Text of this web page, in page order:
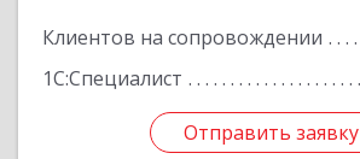
Клиентов на сопровождении
1С:Специалист
Отправить заявку
Отправить заявку